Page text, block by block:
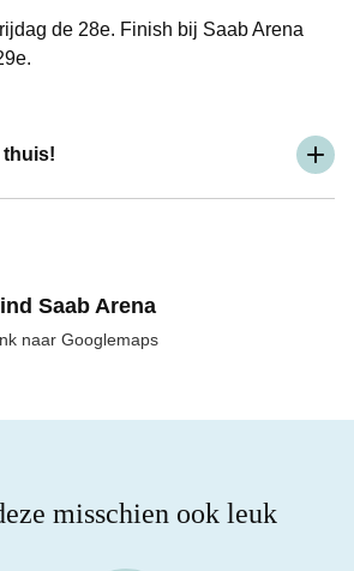
de 28e. Finish bij Saab Arena
thuis!
Saab Arena
naar Googlemaps
misschien ook leuk